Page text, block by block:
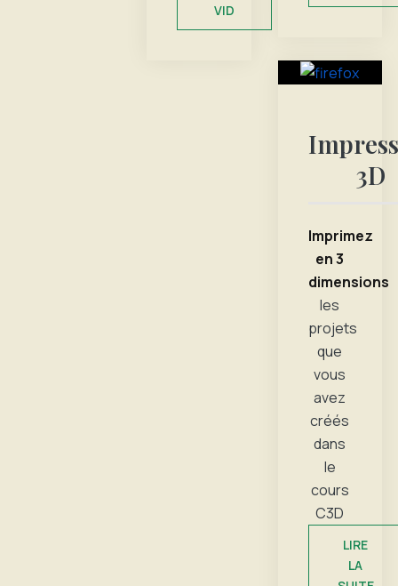
VID
3D
Imprimez
en 3
dimensions
les
projets
que
vous
avez
créés
dans
le
cours
C3D
LIRE
LA